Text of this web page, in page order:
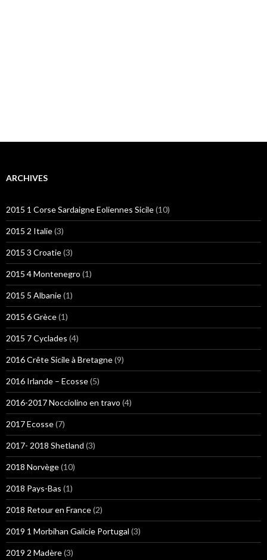
ARCHIVES
2015 1 Corse Sardaigne Eoliennes Sicile(10)
2015 2 Italie(3)
2015 3 Croatie(3)
2015 4 Montenegro (1)
2015 5 Albanie(1)
2015 6 Grèce(1)
2015 7 Cyclades (4)
2016 Crête Sicile à Bretagne(9)
2016 Irlande – Ecosse(5)
2016-2017 Nocciolino en travo (4)
2017 Ecosse(7)
2017- 2018 Shetland (3)
2018 Norvège(10)
2018 Pays-Bas (1)
2018 Retour en France(2)
2019 1 Morbihan Galicie Portugal (3)
2019 2 Madère(3)